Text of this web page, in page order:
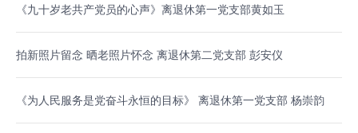
《九十岁老共产党员的心声》离退休第一党支部黄如玉
拍新照片留念 晒老照片怀念 离退休第二党支部 彭安仪
《为人民服务是党奋斗永恒的目标》 离退休第一党支部 杨崇韵